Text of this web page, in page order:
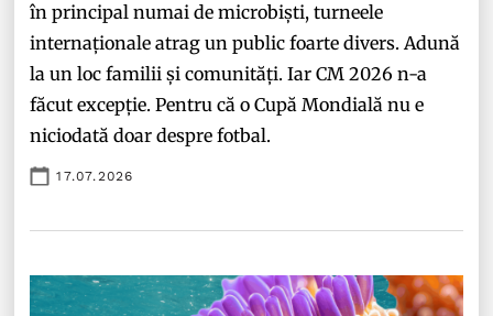
în principal numai de microbiști, turneele
internaționale atrag un public foarte divers. Adună
la un loc familii și comunități. Iar CM 2026 n-a
făcut excepție. Pentru că o Cupă Mondială nu e
niciodată doar despre fotbal.
17.07.2026